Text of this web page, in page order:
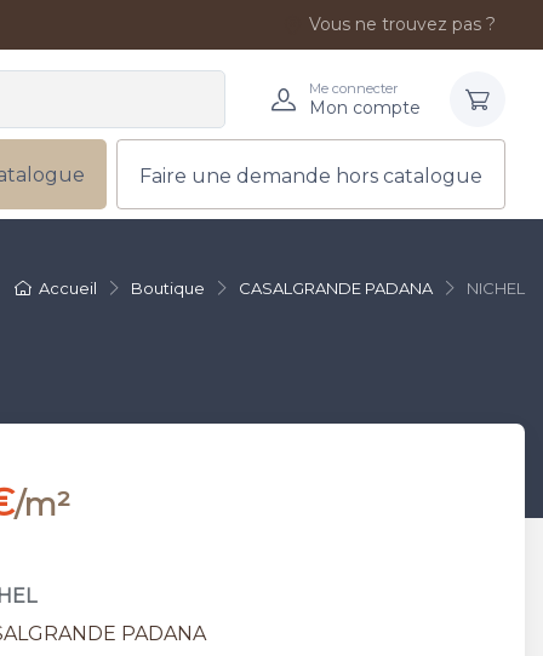
Vous ne trouvez pas ?
Me connecter
Mon compte
Faire une demande hors catalogue
Accueil Boutique CASALGRANDE PADANA NICHEL
/m²
PADANA